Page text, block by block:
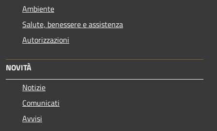
Ambiente
Salute, benessere e assistenza
Autorizzazioni
NOVITÀ
Notizie
Comunicati
Avvisi